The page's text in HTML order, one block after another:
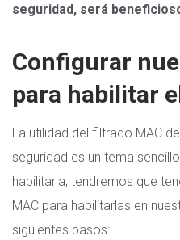
seguridad, será
Configurar
para habilitar
La utilidad del filtrado MAC
seguridad es un tema
habilitarla, tendremos que
MAC para habilitarlas en
siguientes pasos: